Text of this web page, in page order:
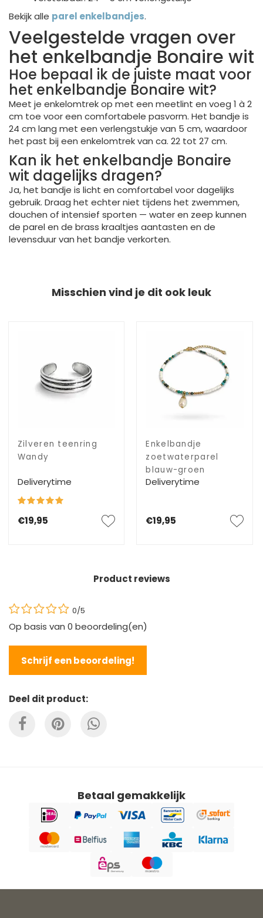
Bekijk alle parel enkelbandjes.
Veelgestelde vragen over
het enkelbandje Bonaire wit
Hoe bepaal ik de juiste maat voor
het enkelbandje Bonaire wit?
Meet je enkelomtrek op met een meetlint en voeg 1 à 2
cm toe voor een comfortabele pasvorm. Het bandje is
24 cm lang met een verlengstukje van 5 cm, waardoor
het past bij een enkelomtrek van ca. 22 tot 27 cm.
Kan ik het enkelbandje Bonaire
wit dagelijks dragen?
Ja, het bandje is licht en comfortabel voor dagelijks
gebruik. Draag het echter niet tijdens het zwemmen,
douchen of intensief sporten — water en zeep kunnen
de parel en de brass kraaltjes aantasten en de
levensduur van het bandje verkorten.
Misschien vind je dit ook leuk
Zilveren teenring
Wandy
Deliverytime
€19,95
Enkelbandje
zoetwaterparel
blauw-groen
Deliverytime
€19,95
Product reviews
0/5
Op basis van 0 beoordeling(en)
Schrijf een beoordeling!
Deel dit product:
Betaal gemakkelijk